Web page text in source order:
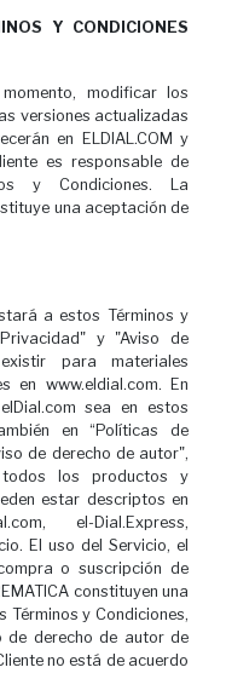
Y CONDICIONES
momento, modificar los
versiones actualizadas
en ELDIAL.COM y
es responsable de
y Condiciones. La
una aceptación de
a estos Términos y
y "Aviso de
para materiales
en www.eldial.com. En
sea en estos
en “Políticas de
de derecho de autor",
los productos y
estar descriptos en
el-Dial.Express,
El uso del Servicio, el
o suscripción de
constituyen una
Términos y Condiciones,
de derecho de autor de
no está de acuerdo